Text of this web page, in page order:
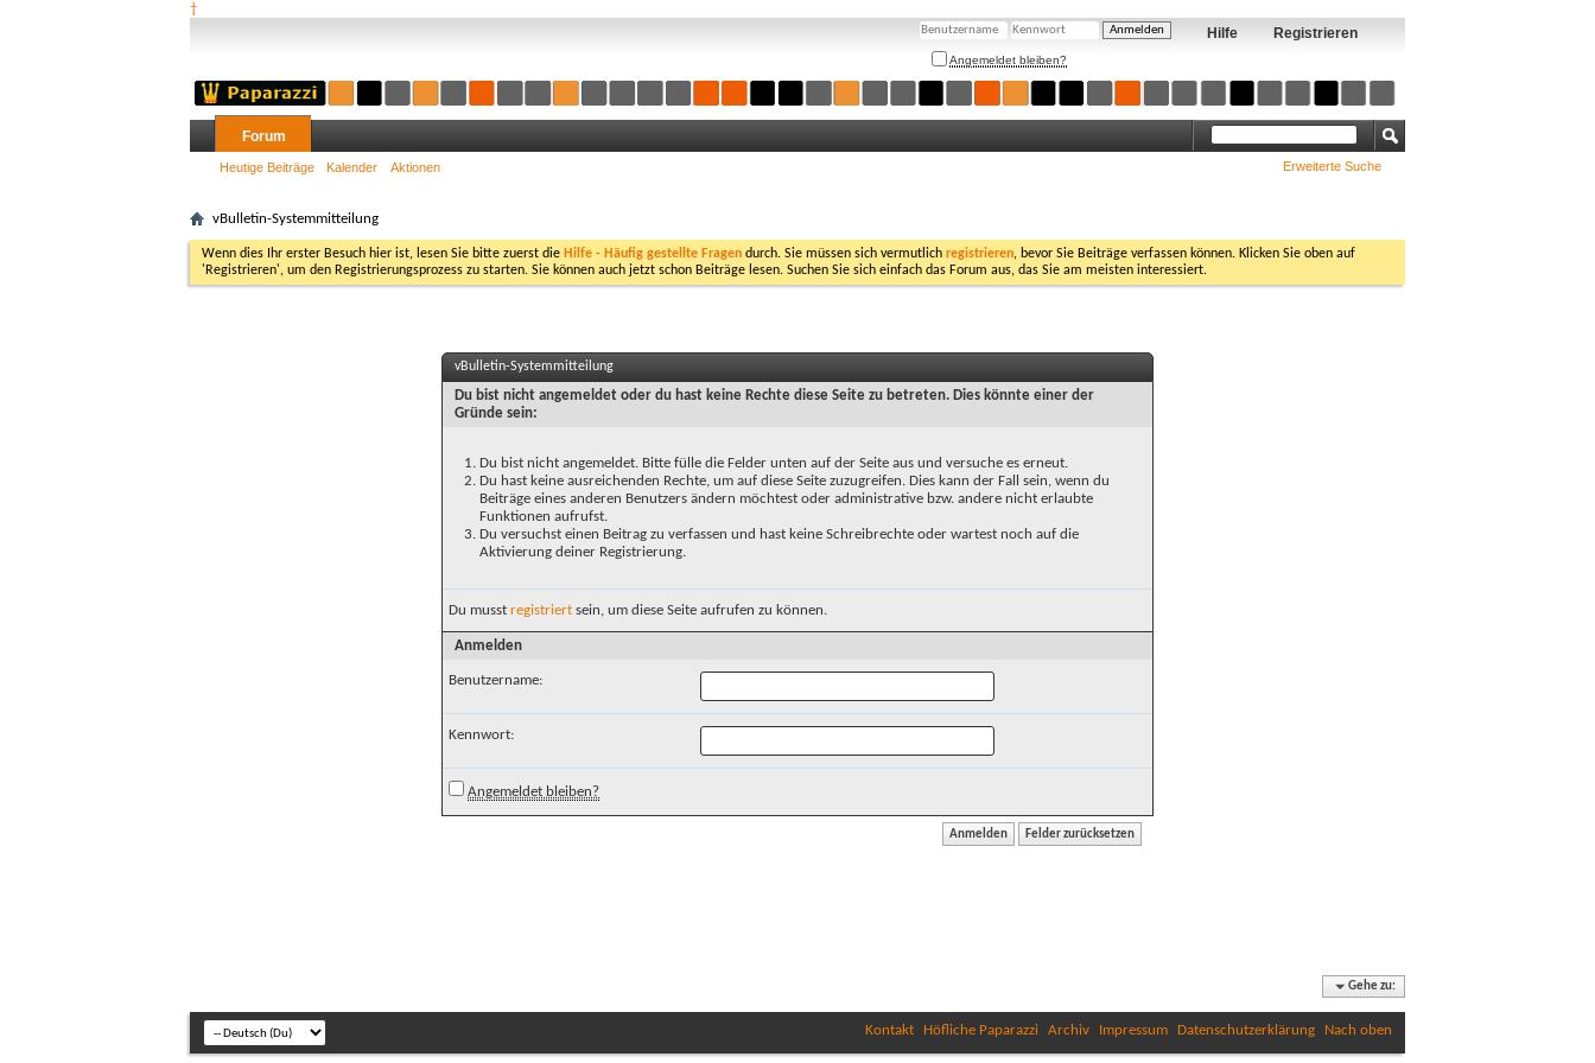
†
Registrieren
Hilfe
Angemeldet bleiben?
Forum
Heutige Beiträge Kalender Aktionen Erweiterte Suche
vBulletin-Systemmitteilung
Wenn dies Ihr erster Besuch hier ist, lesen Sie bitte zuerst die Hilfe - Häufig gestellte Fragen durch. Sie müssen sich vermutlich registrieren, bevor Sie Beiträge verfassen können. Klicken Sie oben auf
'Registrieren', um den Registrierungsprozess zu starten. Sie können auch jetzt schon Beiträge lesen. Suchen Sie sich einfach das Forum aus, das Sie am meisten interessiert.
vBulletin-Systemmitteilung
Du bist nicht angemeldet oder du hast keine Rechte diese Seite zu betreten. Dies könnte einer der
Gründe sein:
Du bist nicht angemeldet. Bitte fülle die Felder unten auf der Seite aus und versuche es erneut.
Du hast keine ausreichenden Rechte, um auf diese Seite zuzugreifen. Dies kann der Fall sein, wenn du
Beiträge eines anderen Benutzers ändern möchtest oder administrative bzw. andere nicht erlaubte
Funktionen aufrufst.
Du versuchst einen Beitrag zu verfassen und hast keine Schreibrechte oder wartest noch auf die
Aktivierung deiner Registrierung.
Du musst registriert sein, um diese Seite aufrufen zu können.
Anmelden
Benutzername:
Kennwort:
Angemeldet bleiben?
Gehe zu:
Kontakt Höfliche Paparazzi Archiv Impressum Datenschutzerklärung Nach oben